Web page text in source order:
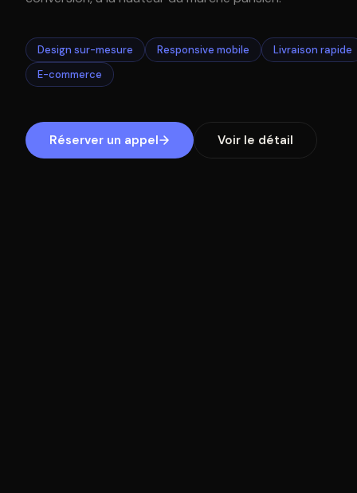
Design sur-mesure Responsive mobile
Livraison rapide
E-commerce
Réserver un appel Voir le détail